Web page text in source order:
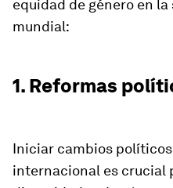
equidad de género en
mundial:
1. Reformas
Iniciar cambios
internacional es crucial